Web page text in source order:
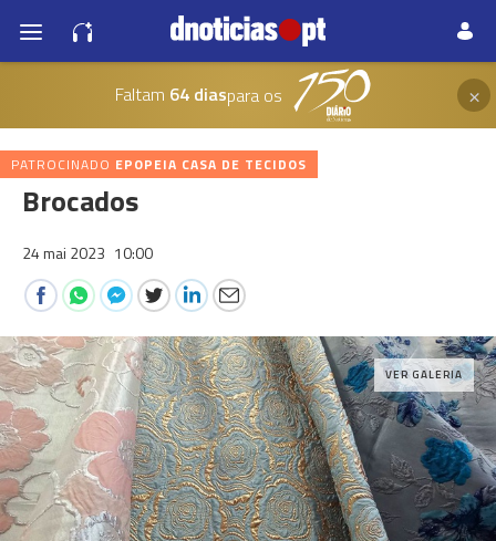
Faltam 64 diaspara os ×
PATROCINADO EPOPEIA CASA DE TECIDOS
Brocados
24 mai 2023 10:00
VER GALERIA